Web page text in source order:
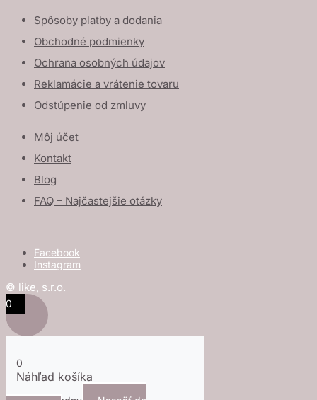
Spôsoby platby a dodania
Obchodné podmienky
Ochrana osobných údajov
Reklamácie a vrátenie tovaru
Odstúpenie od zmluvy
Môj účet
Kontakt
Blog
FAQ – Najčastejšie otázky
Facebook
Instagram
© like, s.r.o.
0
0
Náhľad košíka